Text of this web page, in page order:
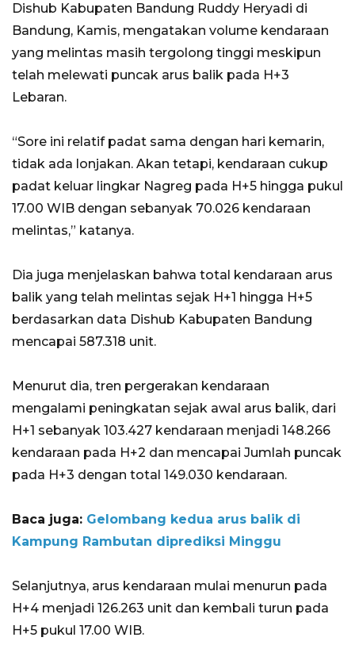
Dishub Kabupaten Bandung Ruddy Heryadi di
Bandung, Kamis, mengatakan volume kendaraan
yang melintas masih tergolong tinggi meskipun
telah melewati puncak arus balik pada H+3
Lebaran.
“Sore ini relatif padat sama dengan hari kemarin,
tidak ada lonjakan. Akan tetapi, kendaraan cukup
padat keluar lingkar Nagreg pada H+5 hingga pukul
17.00 WIB dengan sebanyak 70.026 kendaraan
melintas,” katanya.
Dia juga menjelaskan bahwa total kendaraan arus
balik yang telah melintas sejak H+1 hingga H+5
berdasarkan data Dishub Kabupaten Bandung
mencapai 587.318 unit.
Menurut dia, tren pergerakan kendaraan
mengalami peningkatan sejak awal arus balik, dari
H+1 sebanyak 103.427 kendaraan menjadi 148.266
kendaraan pada H+2 dan mencapai Jumlah puncak
pada H+3 dengan total 149.030 kendaraan.
Baca juga: Gelombang kedua arus balik di
Kampung Rambutan diprediksi Minggu
Selanjutnya, arus kendaraan mulai menurun pada
H+4 menjadi 126.263 unit dan kembali turun pada
H+5 pukul 17.00 WIB.